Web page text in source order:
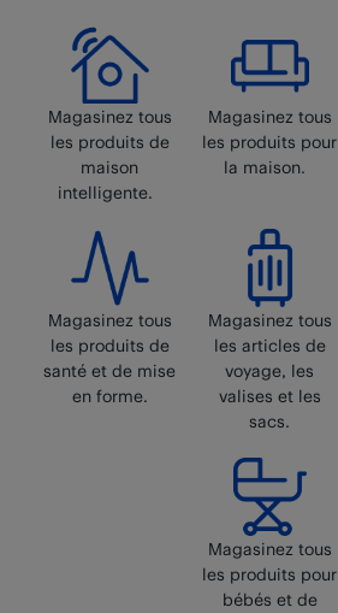
Magasinez tous
les produits de
maison
intelligente.
Magasinez tous
les produits pour
la maison.
Magasinez tous
les produits de
santé et de mise
en forme.
Magasinez tous
les articles de
voyage, les
valises et les
sacs.
Magasinez tous
les produits pour
bébés et de